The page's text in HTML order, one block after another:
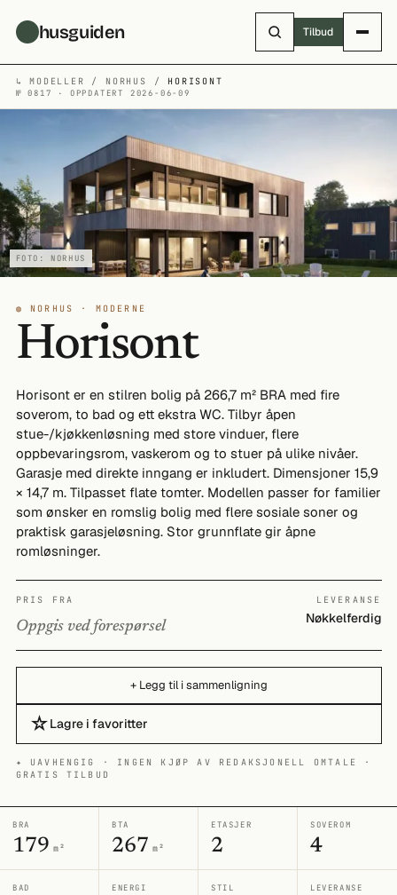
husguiden Tilbud
↳MODELLER / NORHUS / HORISONT
№ 0817 · OPPDATERT 2026-06-09
FOTO: NORHUS
◍ NORHUS · MODERNE
Horisont
Horisont er en stilren bolig på 266,7 m² BRA med fire
soverom, to bad og ett ekstra WC. Tilbyr åpen
stue-/kjøkkenløsning med store vinduer, flere
oppbevaringsrom, vaskerom og to stuer på ulike nivåer.
Garasje med direkte inngang er inkludert. Dimensjoner 15,9
× 14,7 m. Tilpasset flate tomter. Modellen passer for familier
som ønsker en romslig bolig med flere sosiale soner og
praktisk garasjeløsning. Stor grunnflate gir åpne
romløsninger.
PRIS FRA
Oppgis ved forespørsel
LEVERANSE
Nøkkelferdig
+ Legg til i sammenligning
☆Lagre i favoritter
✦ UAVHENGIG · INGEN KJØP AV REDAKSJONELL OMTALE ·
GRATIS TILBUD
BRA
179 m²
BTA
267 m²
ETASJER
2
SOVEROM
4
BAD ENERGI STIL LEVERANSE